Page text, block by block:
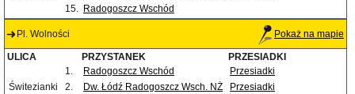
15. Radogoszcz Wschód
Pl. Wolności Pokaż na mapie
ULICA PRZYSTANEK
PRZESIADKI
1.
Radogoszcz Wschód
Przesiadki
Świtezianki
2. Dw. Łódź Radogoszcz Wsch. NŻ
Przesiadki